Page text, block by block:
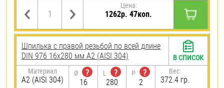
Цена:
1262р. 47коп.
Шпилька с правой резьбой по всей длине
DIN 976 16х280 мм А2 (AISI 304)
Материал
А2 (AISI 304)
Ø
?
16
L
?
280
P
?
2
Вес:
372.4 гр.
В СПИСОК